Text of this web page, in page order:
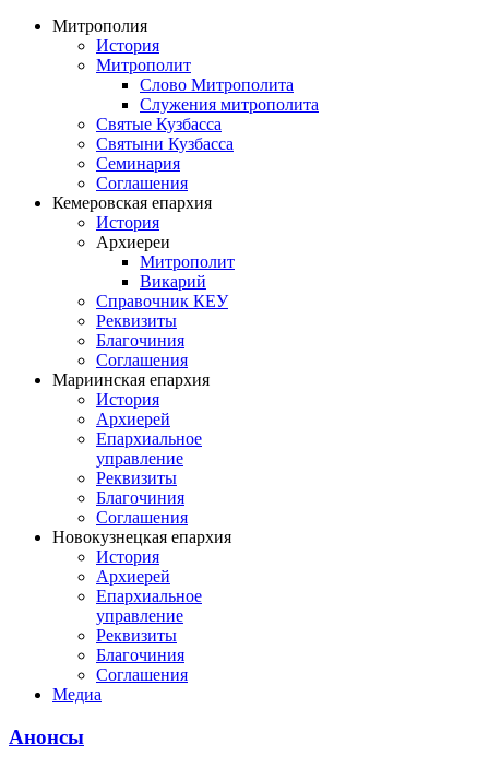
Митрополия
История
Митрополит
Слово Митрополита
Служения митрополита
Святые Кузбасса
Святыни Кузбасса
Семинария
Соглашения
Кемеровская епархия
История
Архиереи
Митрополит
Викарий
Справочник КЕУ
Реквизиты
Благочиния
Соглашения
Мариинская епархия
История
Архиерей
Епархиальное
управление
Реквизиты
Благочиния
Соглашения
Новокузнецкая епархия
История
Архиерей
Епархиальное
управление
Реквизиты
Благочиния
Соглашения
Медиа
Анонсы